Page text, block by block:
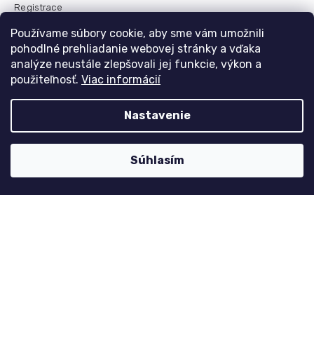
Používame súbory cookie, aby sme vám umožnili
pohodlné prehliadanie webovej stránky a vďaka
analýze neustále zlepšovali jej funkcie, výkon a
použiteľnosť. Viac informácií
Nastavenie
Súhlasím
Registrace
Přihlášení
Historie objednávek
Kontaktujte nás
nolimit@dzinyodevy.cz